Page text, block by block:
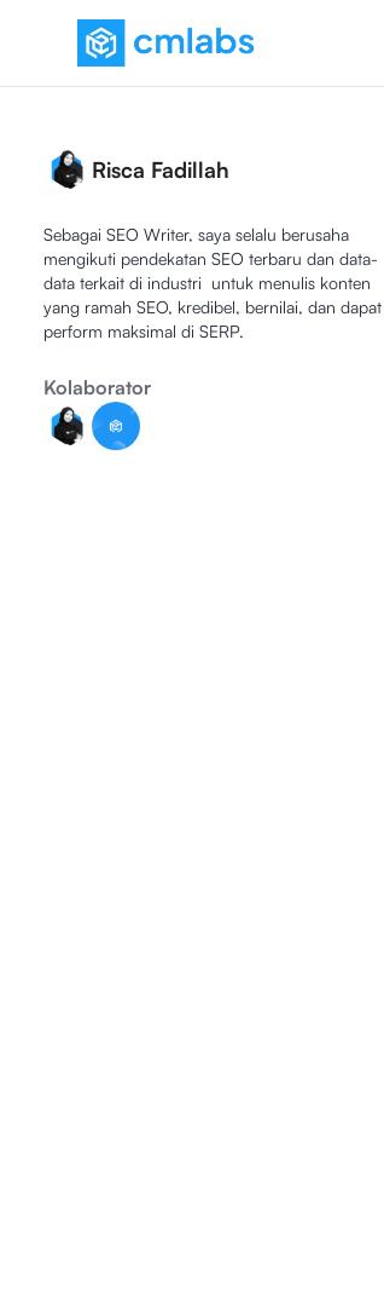
Risca Fadillah
Sebagai SEO Writer, saya selalu berusaha
mengikuti pendekatan SEO terbaru dan data-
data terkait di industri untuk menulis konten
yang ramah SEO, kredibel, bernilai, dan dapat
perform maksimal di SERP.
Kolaborator